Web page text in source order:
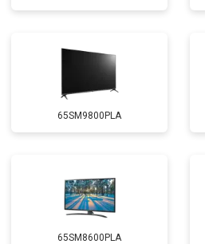
65SM9800PLA
65SM8600PLA